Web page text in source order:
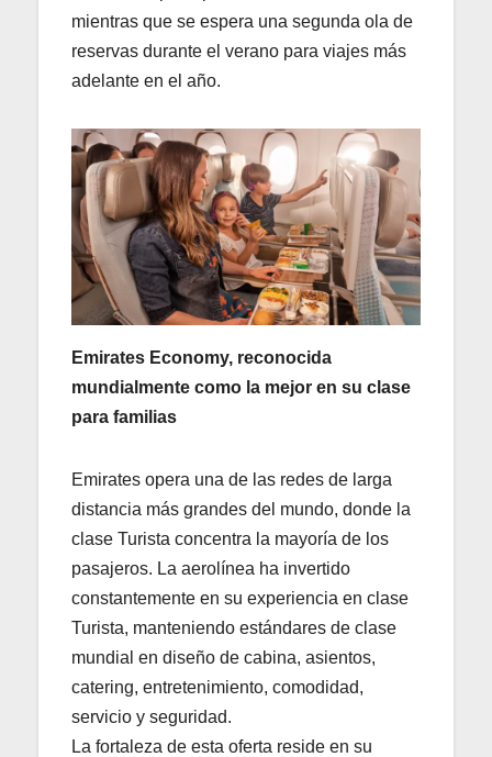
mientras que se espera una segunda ola de
reservas durante el verano para viajes más
adelante en el año.
Emirates Economy, reconocida
mundialmente como la mejor en su clase
para familias
Emirates opera una de las redes de larga
distancia más grandes del mundo, donde la
clase Turista concentra la mayoría de los
pasajeros. La aerolínea ha invertido
constantemente en su experiencia en clase
Turista, manteniendo estándares de clase
mundial en diseño de cabina, asientos,
catering, entretenimiento, comodidad,
servicio y seguridad.
La fortaleza de esta oferta reside en su